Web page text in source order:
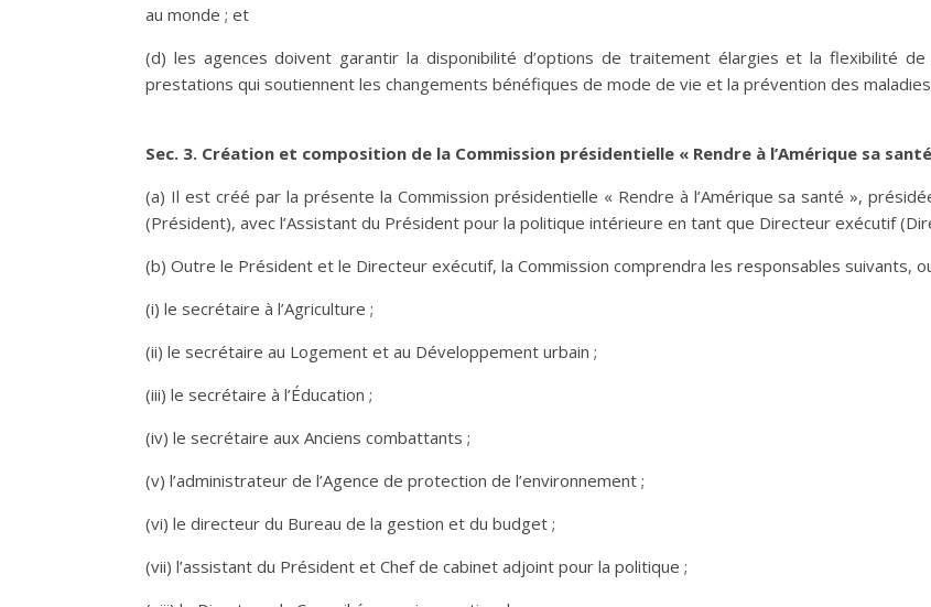
au monde ; et
(d) les agences doivent garantir la disponibilité d’options de traitement élargies et la flexibilité de
prestations qui soutiennent les changements bénéfiques de mode de vie et la prévention des
Sec. 3. Création et composition de la Commission présidentielle « Rendre à l’Amérique sa
(a) Il est créé par la présente la Commission présidentielle « Rendre à l’Amérique sa santé »,
(Président), avec l’Assistant du Président pour la politique intérieure en tant que Directeur exécutif
(b) Outre le Président et le Directeur exécutif, la Commission comprendra les responsables suivants,
(i) le secrétaire à l’Agriculture ;
(ii) le secrétaire au Logement et au Développement urbain ;
(iii) le secrétaire à l’Éducation ;
(iv) le secrétaire aux Anciens combattants ;
(v) l’administrateur de l’Agence de protection de l’environnement ;
(vi) le directeur du Bureau de la gestion et du budget ;
(vii) l’assistant du Président et Chef de cabinet adjoint pour la politique ;